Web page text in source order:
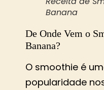
Banana
De Onde Vem o
Banana?
O smoothie é
popularidade